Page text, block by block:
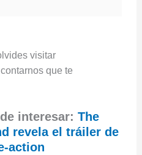
visitar
que te
interesar: The
revela el tráiler de
action